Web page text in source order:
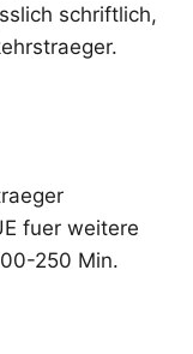
schriftlich,
fuer weitere
250 Min.